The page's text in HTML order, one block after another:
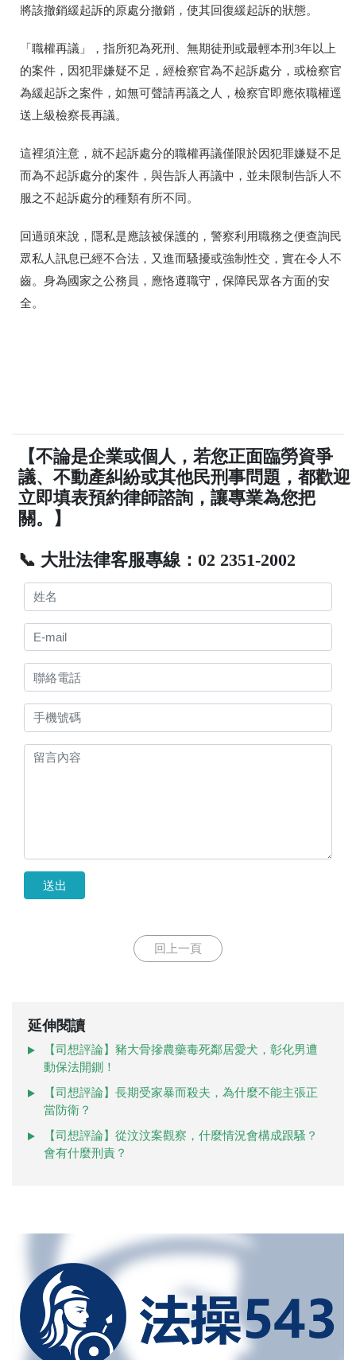
將該撤銷緩起訴的原處分撤銷，使其回復緩起訴的狀態。
「職權再議」，指所犯為死刑、無期徒刑或最輕本刑3年以上
的案件，因犯罪嫌疑不足，經檢察官為不起訴處分，或檢察官
為緩起訴之案件，如無可聲請再議之人，檢察官即應依職權逕
送上級檢察長再議。
這裡須注意，就不起訴處分的職權再議僅限於因犯罪嫌疑不足
而為不起訴處分的案件，與告訴人再議中，並未限制告訴人不
服之不起訴處分的種類有所不同。
回過頭來說，隱私是應該被保護的，警察利用職務之便查詢民
眾私人訊息已經不合法，又進而騷擾或強制性交，實在令人不
齒。身為國家之公務員，應恪遵職守，保障民眾各方面的安
全。
【不論是企業或個人，若您正面臨勞資爭
議、不動產糾紛或其他民刑事問題，都歡迎
立即填表預約律師諮詢，讓專業為您把
關。】
📞 大壯法律客服專線：02 2351-2002
送出
回上一頁
延伸閱讀
【司想評論】豬大骨摻農藥毒死鄰居愛犬，彰化男遭
動保法開鍘！
【司想評論】長期受家暴而殺夫，為什麼不能主張正
當防衛？
【司想評論】從汶汶案觀察，什麼情況會構成跟騷？
會有什麼刑責？